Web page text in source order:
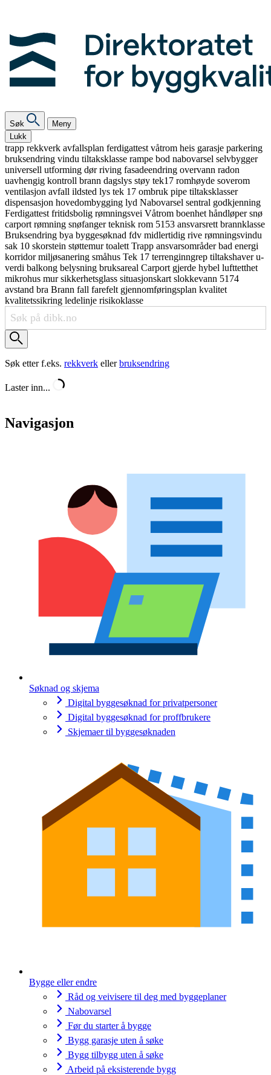
Søk
Meny
Lukk
trapp rekkverk avfallsplan ferdigattest våtrom heis garasje parkering
bruksendring vindu tiltaksklasse rampe bod nabovarsel selvbygger
universell utforming dørriving fasadeendring overvann radon
uavhengig kontroll brann dagslys støy tek17 romhøyde soverom
ventilasjon avfall ildsted lys tek 17 ombruk pipe tiltaksklasser
dispensasjon hovedombygging lyd Nabovarsel sentral godkjenning
Ferdigattest fritidsbolig rømningsvei Våtrom boenhet håndløpersnø
carport rømning snøfangerteknisk rom 5153 ansvarsrett brannklasse
Bruksendring bya byggesøknad fdv midlertidig rive rømningsvindu
sak 10 skorstein støttemurtoalett Trapp ansvarsområderbad energi
korridormiljøsanering småhus Tek 17 terrenginngrep tiltakshaveru-
verdi balkong belysning bruksareal Carport gjerde hybel lufttetthet
mikrohus mursikkerhetsglass situasjonskart slokkevann 5174
avstand bra Brann fall farefelt gjennomføringsplan kvalitet
kvalitetssikring ledelinje risikoklasse
Søk etter f.eks. rekkverk ellerbruksendring
Laster inn...
Navigasjon
Søknad og skjema
Digital byggesøknad for privatpersoner
Digital byggesøknad for proffbrukere
Skjemaer til byggesøknaden
Bygge eller endre
Råd og veivisere til deg med byggeplaner
Nabovarsel
Før du starter å bygge
Bygg garasje uten å søke
Bygg tilbygg uten å søke
Arbeid på eksisterende bygg